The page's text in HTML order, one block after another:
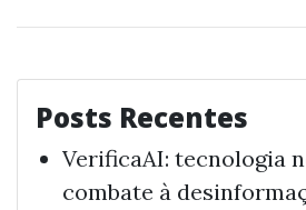
Posts Recentes
VerificaAI: tecnologia
combate à